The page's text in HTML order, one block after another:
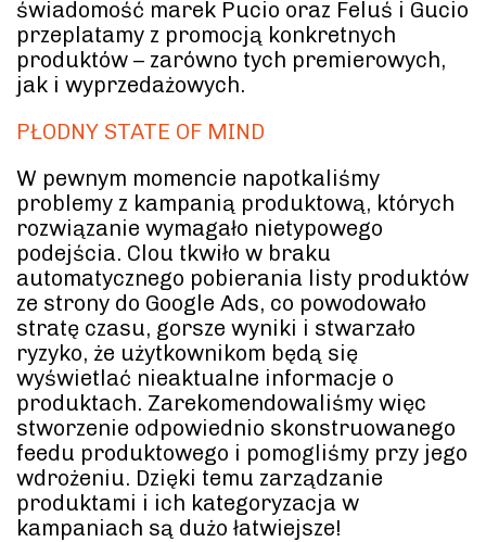
świadomość marek Pucio oraz Feluś i Gucio
przeplatamy z promocją konkretnych
produktów – zarówno tych premierowych,
jak i wyprzedażowych.
PŁODNY STATE OF MIND
W pewnym momencie napotkaliśmy
problemy z kampanią produktową, których
rozwiązanie wymagało nietypowego
podejścia. Clou tkwiło w braku
automatycznego pobierania listy produktów
ze strony do Google Ads, co powodowało
stratę czasu, gorsze wyniki i stwarzało
ryzyko, że użytkownikom będą się
wyświetlać nieaktualne informacje o
produktach. Zarekomendowaliśmy więc
stworzenie odpowiednio skonstruowanego
feedu produktowego i pomogliśmy przy jego
wdrożeniu. Dzięki temu zarządzanie
produktami i ich kategoryzacja w
kampaniach są dużo łatwiejsze!